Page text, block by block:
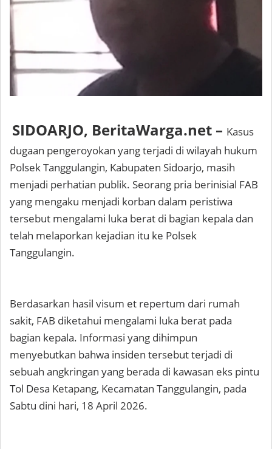
SIDOARJO, BeritaWarga.net – Kasus
dugaan pengeroyokan yang terjadi di wilayah hukum
Polsek Tanggulangin, Kabupaten Sidoarjo, masih
menjadi perhatian publik. Seorang pria berinisial FAB
yang mengaku menjadi korban dalam peristiwa
tersebut mengalami luka berat di bagian kepala dan
telah melaporkan kejadian itu ke Polsek
Tanggulangin.
Berdasarkan hasil visum et repertum dari rumah
sakit, FAB diketahui mengalami luka berat pada
bagian kepala. Informasi yang dihimpun
menyebutkan bahwa insiden tersebut terjadi di
sebuah angkringan yang berada di kawasan eks pintu
Tol Desa Ketapang, Kecamatan Tanggulangin, pada
Sabtu dini hari, 18 April 2026.